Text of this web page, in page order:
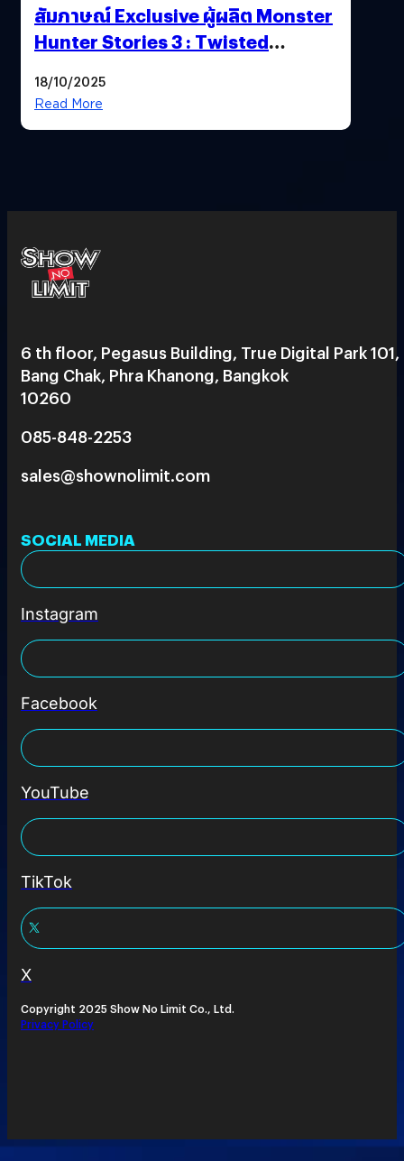
สัมภาษณ์ Exclusive ผู้ผลิต Monster
Hunter Stories 3 : Twisted
สวยฉ่ำ !
18/10/2025
Read More
6 th floor, Pegasus Building, True Digital Park 101,
Bang Chak, Phra Khanong, Bangkok
10260
085-848-2253
sales@shownolimit.com
SOCIAL MEDIA
Instagram
Facebook
YouTube
TikTok
X
Copyright 2025 Show No Limit Co., Ltd.
Privacy Policy